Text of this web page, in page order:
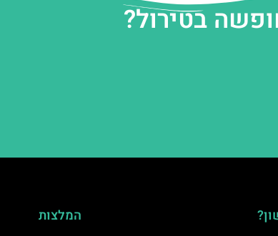
בטירול?
המלצות